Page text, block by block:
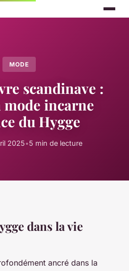
MODE
scandinave :
mode incarne
du Hygge
2025•5 min de lecture
dans la vie
ancré dans la